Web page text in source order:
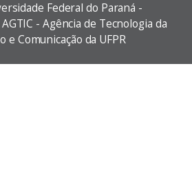
Federal do Paraná -
- Agência de Tecnologia da
e Comunicação da UFPR